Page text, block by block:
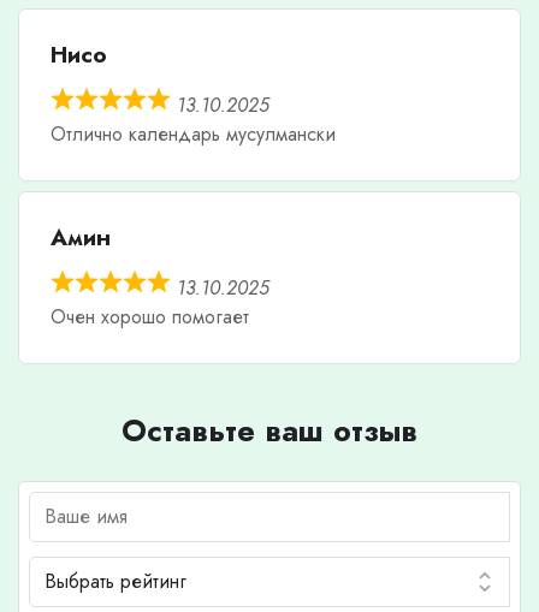
Нисо
13.10.2025
Отлично календарь мусулмански
Амин
13.10.2025
Очен хорошо помогает
Оставьте ваш отзыв